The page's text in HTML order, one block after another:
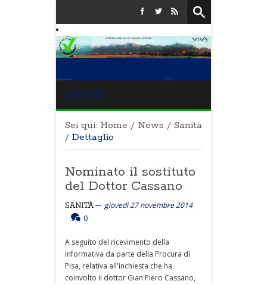
MENU
Sei qui: Home / News / Sanità
/ Dettaglio
Nominato il sostituto
del Dottor Cassano
SANITÀ
giovedì 27 novembre 2014
0
A seguito del ricevimento della
informativa da parte della Procura di
Pisa, relativa all'inchiesta che ha
coinvolto il dottor Gian Piero Cassano,